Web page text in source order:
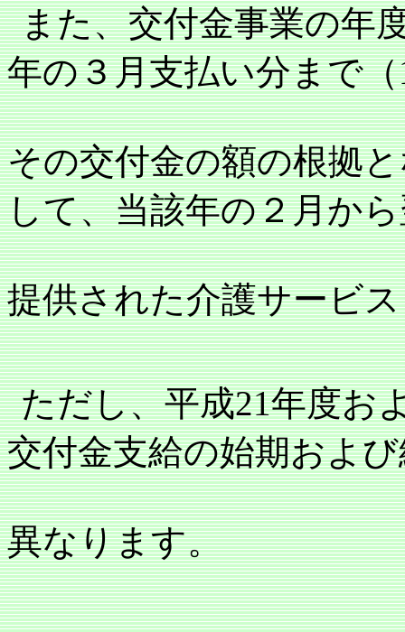
また、交付金事業の年
年の３月支払い分まで（
その交付金の額の根拠
して、当該年の２月か
提供された介護サービ
ただし、平成21年度お
交付金支給の始期およ
異なります。